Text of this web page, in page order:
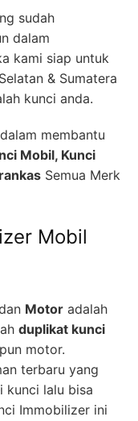
sudah
dalam
kami siap untuk
& Sumatera
kunci anda.
membantu
Mobil, Kunci
Semua Merk
Mobil
Motor adalah
duplikat kunci
motor.
terbaru yang
kunci lalu bisa
Immobilizer ini